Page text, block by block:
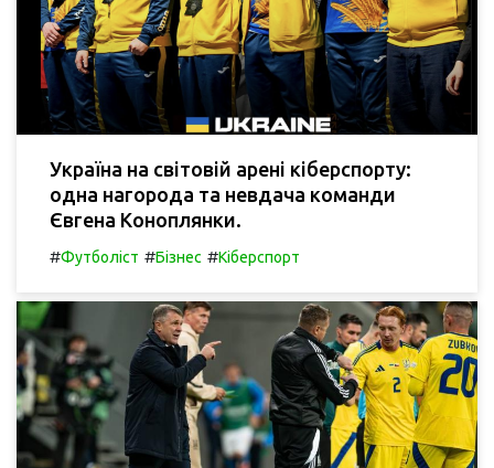
Україна на світовій арені кіберспорту:
одна нагорода та невдача команди
Євгена Коноплянки.
#Футболіст #Бізнес #Кіберспорт